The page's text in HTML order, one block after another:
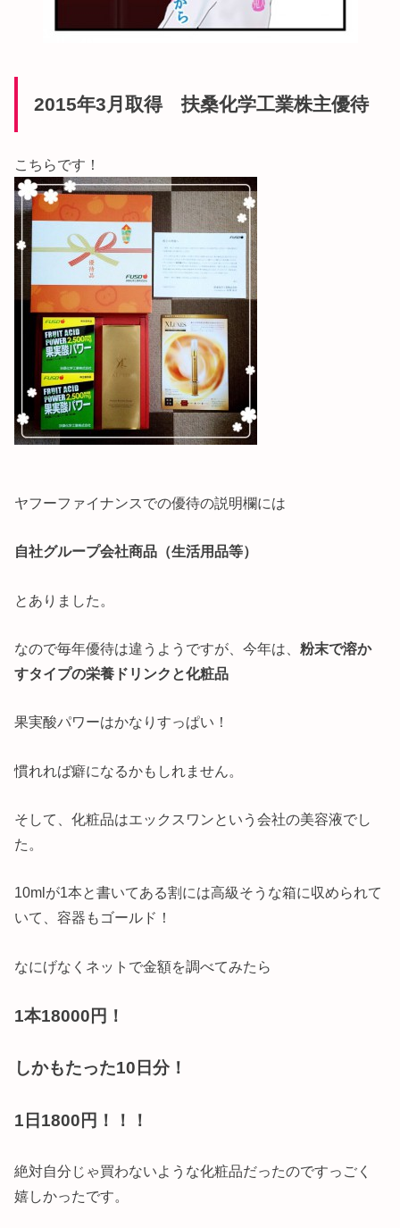
2015年3月取得 扶桑化学工業株主優待
こちらです！
ヤフーファイナンスでの優待の説明欄には
自社グループ会社商品（生活用品等）
とありました。
なので毎年優待は違うようですが、今年は、粉末で溶か
すタイプの栄養ドリンクと化粧品
果実酸パワーはかなりすっぱい！
慣れれば癖になるかもしれません。
そして、化粧品はエックスワンという会社の美容液でし
た。
10mlが1本と書いてある割には高級そうな箱に収められて
いて、容器もゴールド！
なにげなくネットで金額を調べてみたら
1本18000円！
しかもたった10日分！
1日1800円！！！
絶対自分じゃ買わないような化粧品だったのですっごく
嬉しかったです。